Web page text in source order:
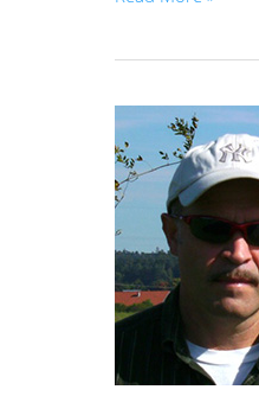
Alfred
alias
Keanan